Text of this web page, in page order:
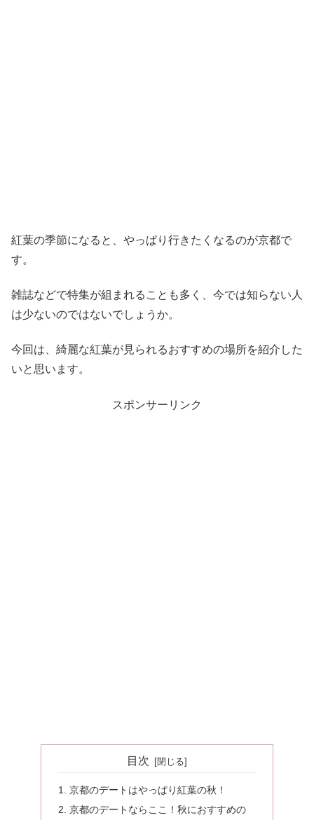
紅葉の季節になると、やっぱり行きたくなるのが京都で
す。
雑誌などで特集が組まれることも多く、今では知らない人
は少ないのではないでしょうか。
今回は、綺麗な紅葉が見られるおすすめの場所を紹介した
いと思います。
スポンサーリンク
目次
京都のデートはやっぱり紅葉の秋！
京都のデートならここ！秋におすすめの